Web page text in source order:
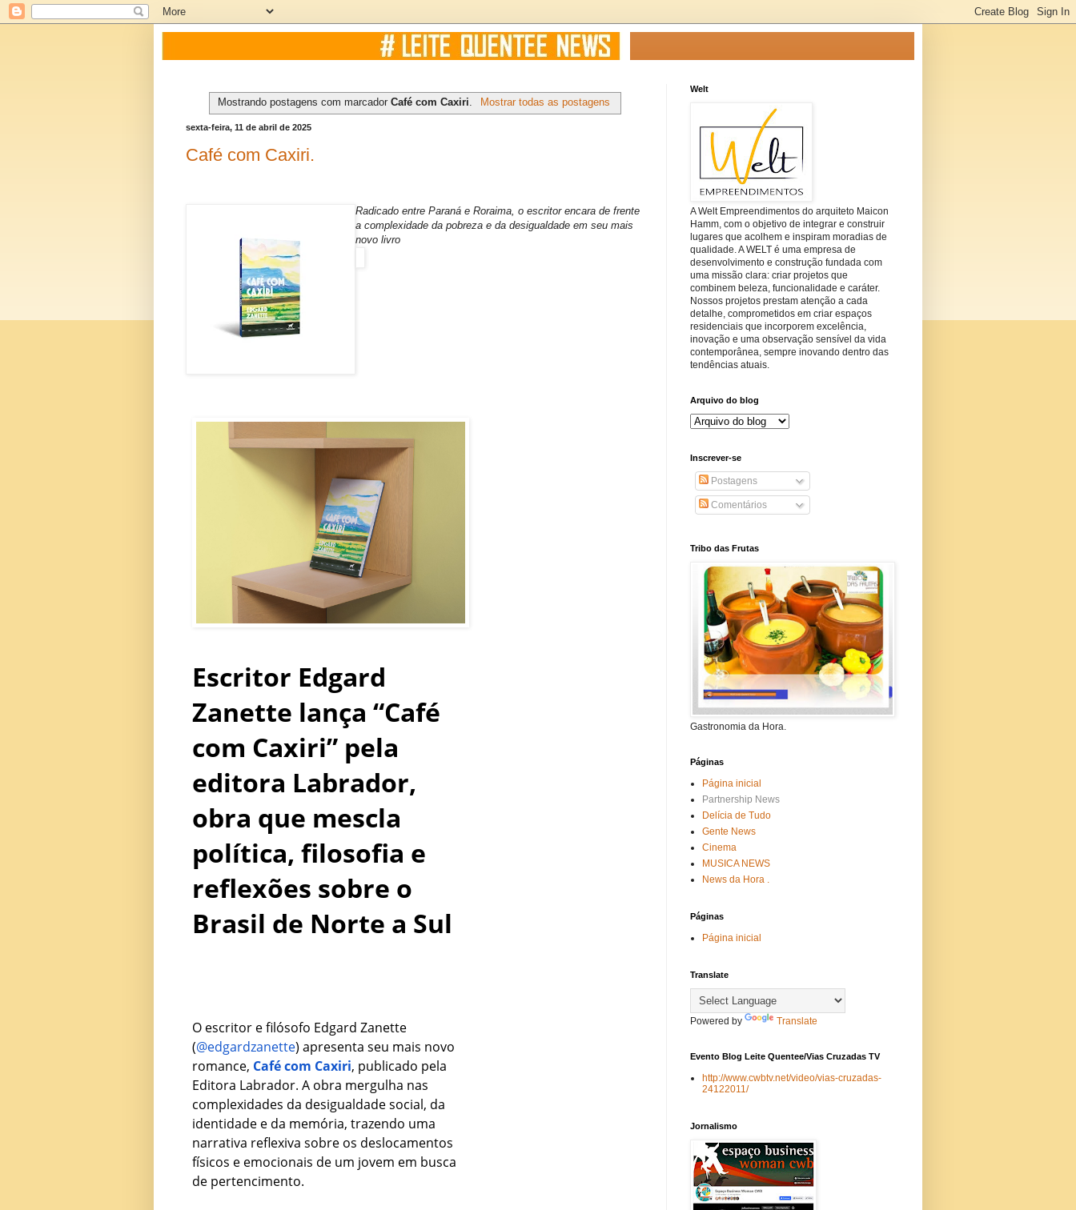
Mostrando postagens com marcadorCafé com Caxiri Mostrar todas as postagens
sexta-feira, 11 de abril de 2025
Café com Caxiri.
Radicado entre Paraná e Roraima, o escritor encara de frente
a complexidade da pobreza e da desigualdade em seu mais
novo livro
Escritor Edgard
Zanette lança “Café
com Caxiri” pela
editora Labrador,
obra que mescla
política, filosofia e
reflexões sobre o
Brasil de Norte a Sul
O escritor e filósofo Edgard Zanette
(@edgardzanette) apresenta seu mais novo
romance, Café com Caxiri, publicado pela
Editora Labrador. A obra mergulha nas
complexidades da desigualdade social, da
identidade e da memória, trazendo uma
narrativa reflexiva sobre os deslocamentos
físicos e emocionais de um jovem em busca
de pertencimento.
Welt
A Welt Empreendimentos do arquiteto Maicon
Hamm, com o objetivo de integrar e construir
lugares que acolhem e inspiram moradias de
qualidade. A WELT é uma empresa de
desenvolvimento e construção fundada com
uma missão clara: criar projetos que
combinem beleza, funcionalidade e caráter.
Nossos projetos prestam atenção a cada
detalhe, comprometidos em criar espaços
residenciais que incorporem excelência,
inovação e uma observação sensível da vida
contemporânea, sempre inovando dentro das
tendências atuais.
Arquivo do blog
Inscrever-se
Postagens
Comentários
Tribo das Frutas
Gastronomia da Hora.
Páginas
Página inicial
Partnership News
Delícia de Tudo
Gente News
Cinema
MUSICA NEWS
News da Hora .
Páginas
Página inicial
Translate
Powered by Translate
Evento Blog Leite Quentee/Vias Cruzadas TV
http://www.cwbtv.net/video/vias-cruzadas-
24122011/
Jornalismo